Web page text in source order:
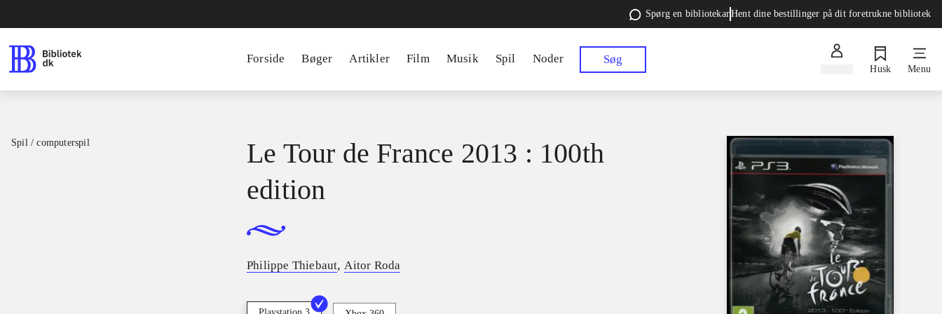
Spørg en bibliotekarHent dine bestillinger på dit foretrukne bibliotek
Forside Bøger Artikler Film Musik Spil Noder Søg
Husk Menu
Spil / computerspil
Le Tour de France 2013 : 100th
edition
Philippe Thiebaut,Aitor Roda